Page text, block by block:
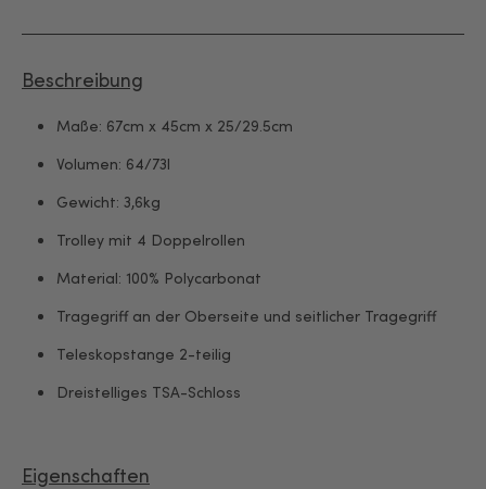
Beschreibung
Maße: 67cm x 45cm x 25/29.5cm
Volumen: 64/73l
Gewicht: 3,6kg
Trolley mit 4 Doppelrollen
Material: 100% Polycarbonat
Tragegriff an der Oberseite und seitlicher Tragegriff
Teleskopstange 2-teilig
Dreistelliges TSA-Schloss
Eigenschaften